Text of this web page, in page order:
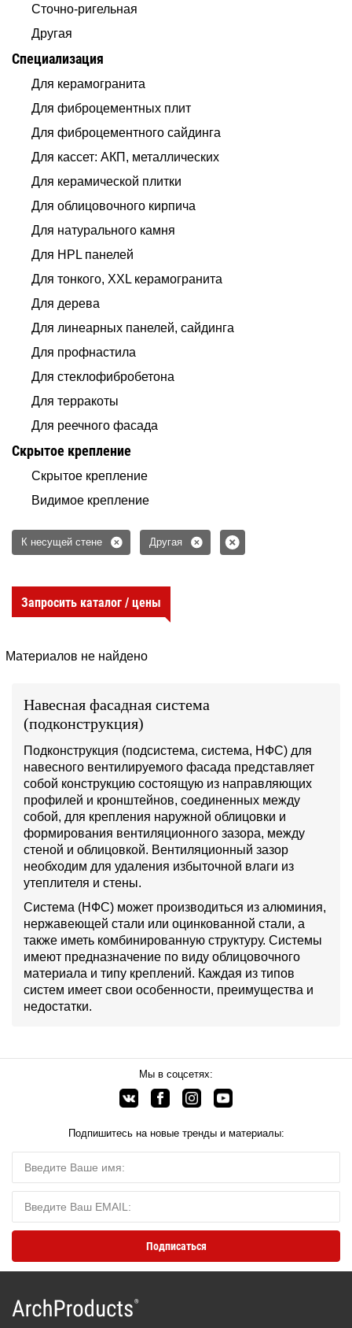
Сточно-ригельная
Другая
Специализация
Для керамогранита
Для фиброцементных плит
Для фиброцементного сайдинга
Для кассет: АКП, металлических
Для керамической плитки
Для облицовочного кирпича
Для натурального камня
Для HPL панелей
Для тонкого, XXL керамогранита
Для дерева
Для линеарных панелей, сайдинга
Для профнастила
Для стеклофибробетона
Для терракоты
Для реечного фасада
Скрытое крепление
Скрытое крепление
Видимое крепление
К несущей стене Другая
Запросить каталог / цены
Материалов не найдено
Навесная фасадная система
(подконструкция)
Подконструкция (подсистема, система, НФС) для
навесного вентилируемого фасада представляет
собой конструкцию состоящую из направляющих
профилей и кронштейнов, соединенных между
собой, для крепления наружной облицовки и
формирования вентиляционного зазора, между
стеной и облицовкой. Вентиляционный зазор
необходим для удаления избыточной влаги из
утеплителя и стены.
Система (НФС) может производиться из алюминия,
нержавеющей стали или оцинкованной стали, а
также иметь комбинированную структуру. Системы
имеют предназначение по виду облицовочного
материала и типу креплений. Каждая из типов
систем имеет свои особенности, преимущества и
недостатки.
Мы в соцсетях:
Подпишитесь на новые тренды и материалы: